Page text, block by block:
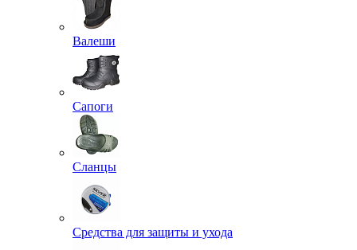
Валеши
Сапоги
Сланцы
Средства для защиты и ухода